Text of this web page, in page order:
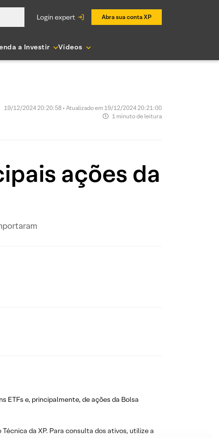
login expert Abra sua conta XP
a Investir Vídeos
19/12/2024 20:20:58 • Atualizado em 19/12/2024 20:21:00
1 minuto de leitura
ações da
ETFs e, principalmente, de ações da Bolsa
da XP. Para consulta dos ativos, utilize a